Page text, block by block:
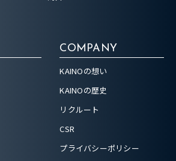
COMPANY
KAINOの想い
KAINOの歴史
リクルート
CSR
プライバシーポリシー